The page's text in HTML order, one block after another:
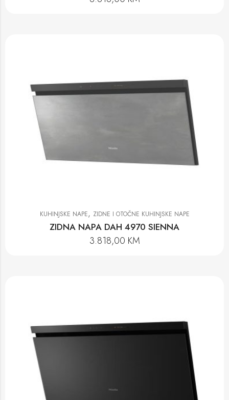
KUHINJSKE NAPE, ZIDNE I OTOČNE KUHINJSKE NAPE
ZIDNA NAPA DAH 4970 SIENNA
3.818,00 KM